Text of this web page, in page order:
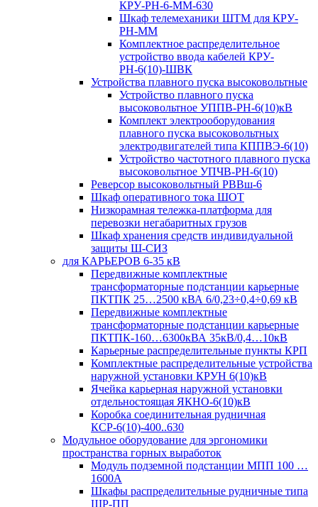
КРУ-РН-6-ММ-630
Шкаф телемеханики ШТМ для КРУ-
РН-ММ
Комплектное распределительное
устройство ввода кабелей КРУ-
РН-6(10)-ШВК
Устройства плавного пуска высоковольтные
Устройство плавного пуска
высоковольтное УППВ-РН-6(10)кВ
Комплект электрооборудования
плавного пуска высоковольтных
электродвигателей типа КППВЭ-6(10)
Устройство частотного плавного пуска
высоковольтное УПЧВ-РН-6(10)
Реверсор высоковольтный РВВш-6
Шкаф оперативного тока ШОТ
Низкорамная тележка-платформа для
перевозки негабаритных грузов
Шкаф хранения средств индивидуальной
защиты Ш-СИЗ
для КАРЬЕРОВ 6-35 кВ
Передвижные комплектные
трансформаторные подстанции карьерные
ПКТПК 25…2500 кВА 6/0,23÷0,4÷0,69 кВ
Передвижные комплектные
трансформаторные подстанции карьерные
ПКТПК-160…6300кВА 35кВ/0,4…10кВ
Карьерные распределительные пункты КРП
Комплектные распределительные устройства
наружной установки КРУН 6(10)кВ
Ячейка карьерная наружной установки
отдельностоящая ЯКНО-6(10)кВ
Коробка соединительная рудничная
КСР-6(10)-400..630
Модульное оборудование для эргономики
пространства горных выработок
Модуль подземной подстанции МПП 100 …
1600А
Шкафы распределительные рудничные типа
ШР-ПП